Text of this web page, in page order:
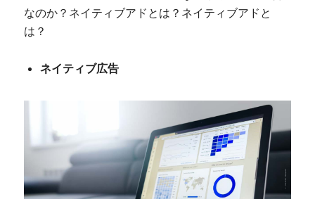
なのか？ネイティブアドとは？ネイティブアドと
は？
ネイティブ広告